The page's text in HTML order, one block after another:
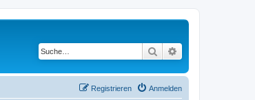
Suche
Anmelden
Registrieren